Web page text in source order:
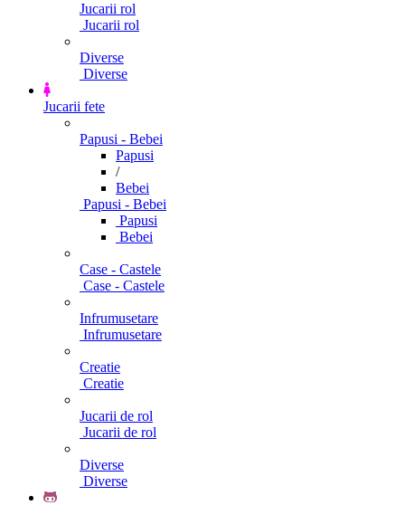
Jucarii rol
Jucarii rol
Diverse
Diverse
Jucarii fete
Papusi - Bebei
Papusi
/
Bebei
Papusi - Bebei
Papusi
Bebei
Case - Castele
Case - Castele
Infrumusetare
Infrumusetare
Creatie
Creatie
Jucarii de rol
Jucarii de rol
Diverse
Diverse